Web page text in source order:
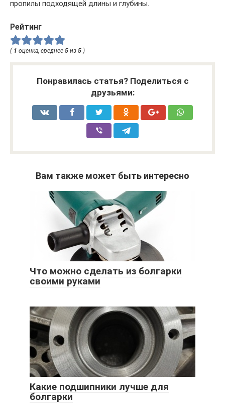
пропилы подходящей длины и глубины.
Рейтинг
( 1 оценка, среднее 5 из 5 )
Понравилась статья? Поделиться с
друзьями:
Вам также может быть интересно
Что можно сделать из болгарки
своими руками
Какие подшипники лучше для
болгарки